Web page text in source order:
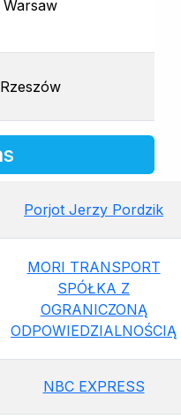
Warsaw
Rzeszów
Porjot Jerzy Pordzik
MORI TRANSPORT
SPÓŁKA Z
OGRANICZONĄ
ODPOWIEDZIALNOŚCIĄ
NBC EXPRESS